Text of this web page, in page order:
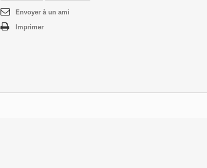
Envoyer à un ami
Imprimer